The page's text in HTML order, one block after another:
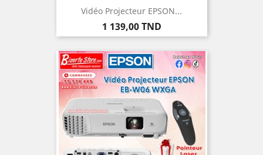
Vidéo Projecteur EPSON...
Prix
1 139,00 TND